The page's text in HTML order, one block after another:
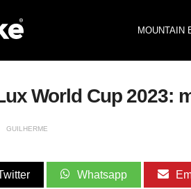
MOUNTAIN
World Cup 2023:
GUILHERME
Whatsapp